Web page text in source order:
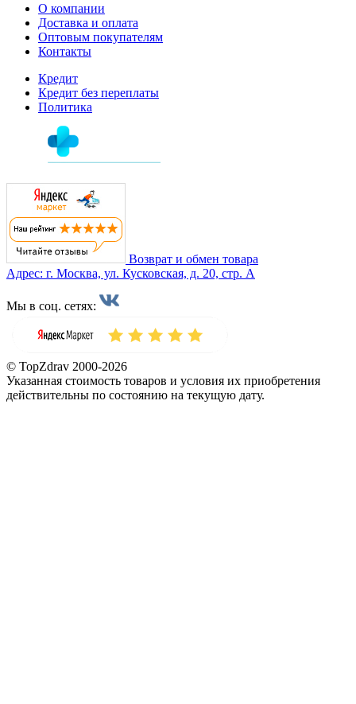
О компании
Доставка и оплата
Оптовым покупателям
Контакты
Кредит
Кредит без переплаты
Политика
Возврат и обмен товара
Адрес: г. Москва, ул. Кусковская, д. 20, стр. А
Мы в соц. сетях:
© TopZdrav 2000-2026
Указанная стоимость товаров и условия их приобретения
действительны по состоянию на текущую дату.